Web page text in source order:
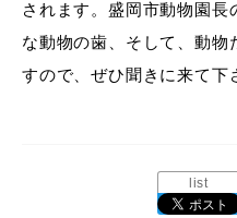
されます。盛岡市動物園長
な動物の歯、そして、動物
すので、ぜひ聞きに来て下
list